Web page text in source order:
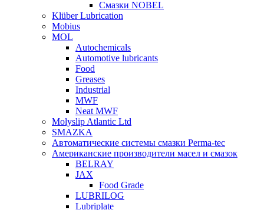
Смазки NOBEL
Klüber Lubrication
Mobius
MOL
Autochemicals
Automotive lubricants
Food
Greases
Industrial
MWF
Neat MWF
Molyslip Atlantic Ltd
SMAZKA
Автоматические системы смазки Perma-tec
Американские производители масел и смазок
BELRAY
JAX
Food Grade
LUBRILOG
Lubriplate